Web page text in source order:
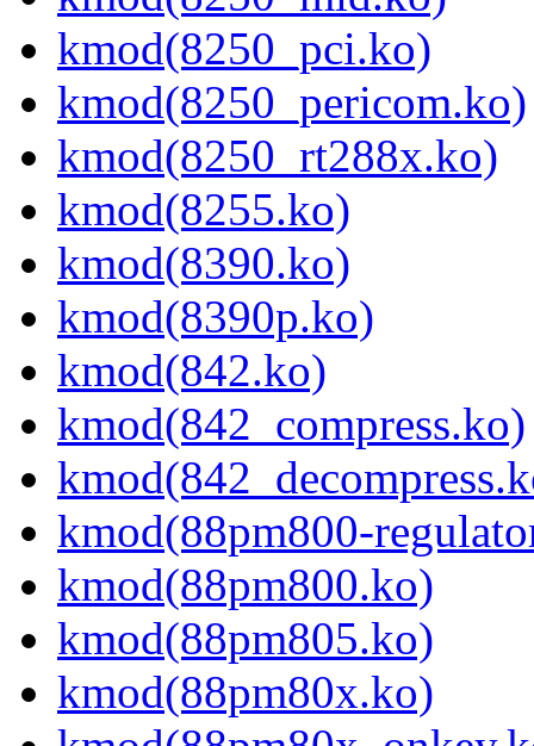
kmod(8250_pci.ko)
kmod(8250_pericom.ko)
kmod(8250_rt288x.ko)
kmod(8255.ko)
kmod(8390.ko)
kmod(8390p.ko)
kmod(842.ko)
kmod(842_compress.ko)
kmod(88pm800-
kmod(88pm800.ko)
kmod(88pm805.ko)
kmod(88pm80x.ko)